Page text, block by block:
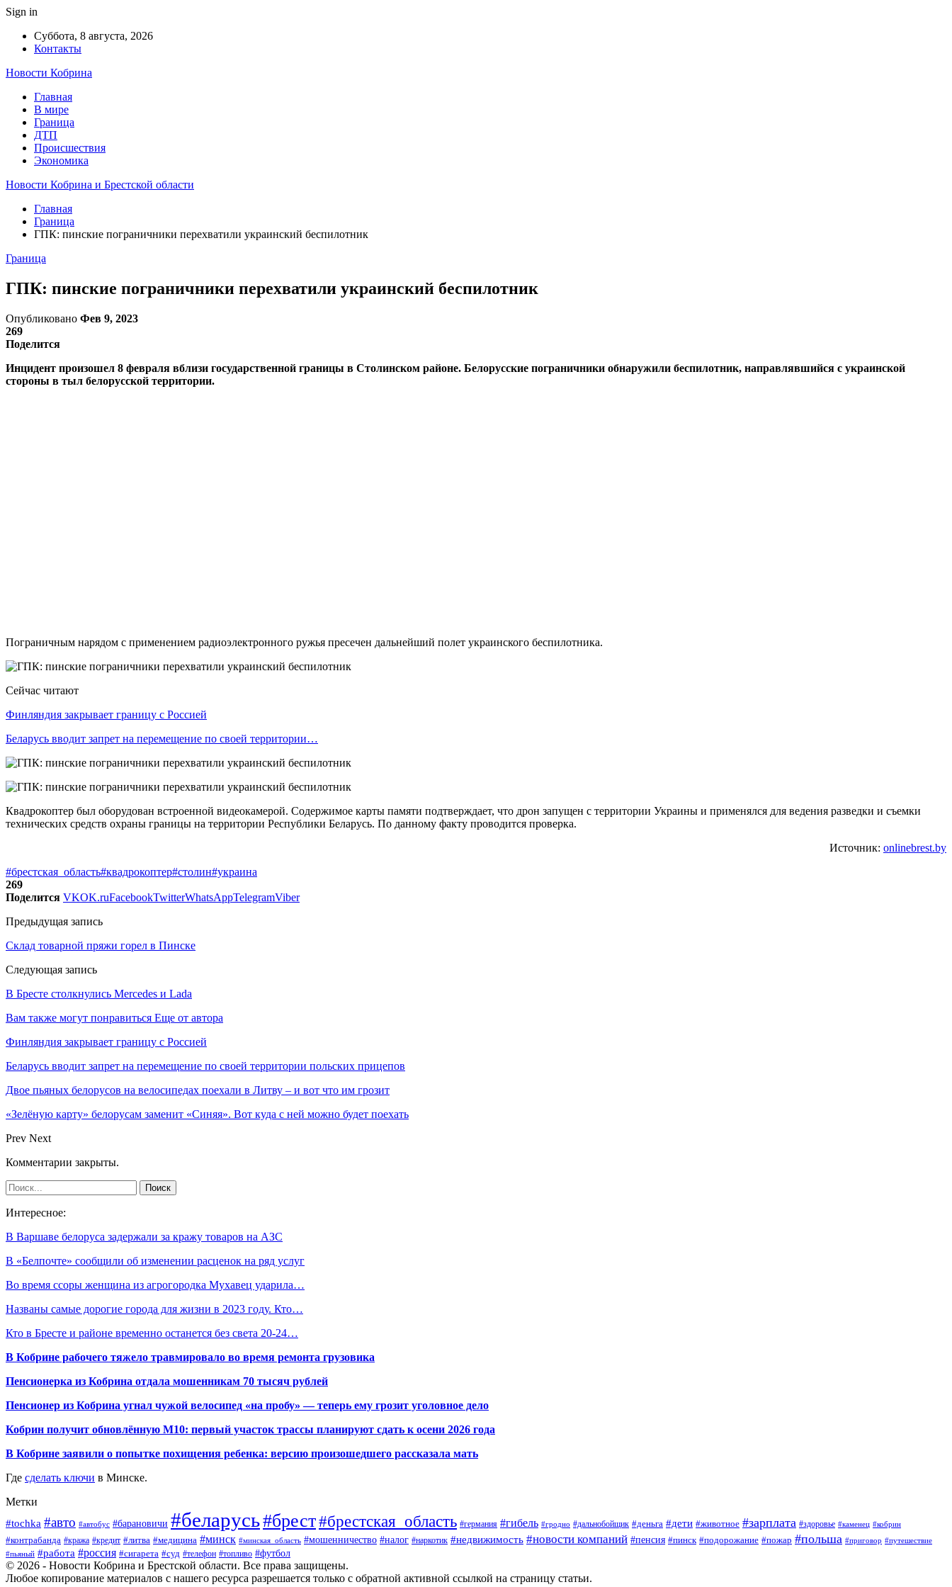
Sign in
Суббота, 8 августа, 2026
Контакты
Новости Кобрина
Главная
В мире
Граница
ДТП
Происшествия
Экономика
Новости Кобрина и Брестской области
Главная
Граница
ГПК: пинские пограничники перехватили украинский беспилотник
Граница
ГПК: пинские пограничники перехватили украинский беспилотник
Опубликовано Фев 9, 2023
269
Поделится
Инцидент произошел 8 февраля вблизи государственной границы в Столинском районе. Белорусские пограничники обнаружили беспилотник, направлявшийся с украинской
стороны в тыл белорусской территории.
Пограничным нарядом с применением радиоэлектронного ружья пресечен дальнейший полет украинского беспилотника.
Сейчас читают
Финляндия закрывает границу с Россией
Беларусь вводит запрет на перемещение по своей территории…
Квадрокоптер был оборудован встроенной видеокамерой. Содержимое карты памяти подтверждает, что дрон запущен с территории Украины и применялся для ведения разведки и съемки
технических средств охраны границы на территории Республики Беларусь. По данному факту проводится проверка.
Источник: onlinebrest.by
#брестская_область#квадрокоптер#столин#украина
269
Поделится VKOK.ruFacebookTwitterWhatsAppTelegramViber
Предыдущая запись
Склад товарной пряжи горел в Пинске
Следующая запись
В Бресте столкнулись Mercedes и Lada
Вам также могут понравиться Еще от автора
Финляндия закрывает границу с Россией
Беларусь вводит запрет на перемещение по своей территории польских прицепов
Двое пьяных белорусов на велосипедах поехали в Литву – и вот что им грозит
«Зелёную карту» белорусам заменит «Синяя». Вот куда с ней можно будет поехать
Prev Next
Комментарии закрыты.
Интересное:
В Варшаве белоруса задержали за кражу товаров на АЗС
В «Белпочте» сообщили об изменении расценок на ряд услуг
Во время ссоры женщина из агрогородка Мухавец ударила…
Названы самые дорогие города для жизни в 2023 году. Кто…
Кто в Бресте и районе временно останется без света 20-24…
В Кобрине рабочего тяжело травмировало во время ремонта грузовика
Пенсионерка из Кобрина отдала мошенникам 70 тысяч рублей
Пенсионер из Кобрина угнал чужой велосипед «на пробу» — теперь ему грозит уголовное дело
Кобрин получит обновлённую М10: первый участок трассы планируют сдать к осени 2026 года
В Кобрине заявили о попытке похищения ребенка: версию произошедшего рассказала мать
Где сделать ключи в Минске.
Метки
#tochka #авто #автобус #барановичи #беларусь#брест#брестская_область #германия #гибель #гродно #дальнобойщик #деньга #дети #животное #зарплата #здоровье #каменец #кобрин
#контрабанда #кража #кредит #литва #медицина #минск #минская_область #мошенничество #налог #наркотик #недвижимость #новости компаний #пенсия #пинск #подорожание #пожар #польша #приговор #путешествие
#пьяный #работа #россия #сигарета #суд #телефон #топливо #футбол
© 2026 - Новости Кобрина и Брестской области. Все права защищены.
Любое копирование материалов с нашего ресурса разрешается только с обратной активной ссылкой на страницу статьи.